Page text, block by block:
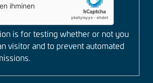
is for testing whether or not you
visitor and to prevent automated